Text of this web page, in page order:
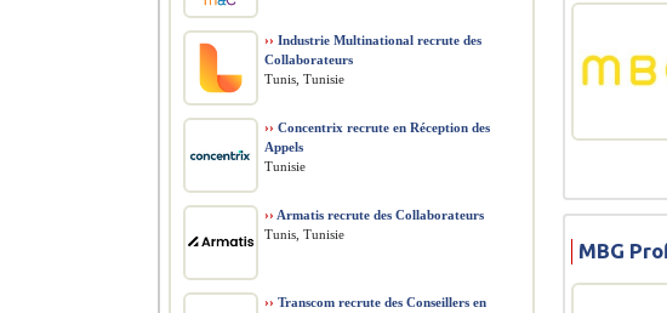
MBG
›› Industrie Multinational recrute des
Collaborateurs
Tunis, Tunisie
›› Concentrix recrute en Réception des
Appels
Tunisie
›› Armatis recrute des Collaborateurs
Tunis, Tunisie
›› Transcom recrute des Conseillers en